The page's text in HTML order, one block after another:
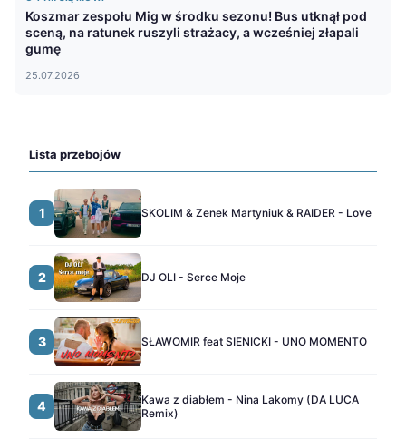
Koszmar zespołu Mig w środku sezonu! Bus utknął pod
sceną, na ratunek ruszyli strażacy, a wcześniej złapali
gumę
25.07.2026
Lista przebojów
1 SKOLIM & Zenek Martyniuk & RAIDER - Love
2 DJ OLI - Serce Moje
3 SŁAWOMIR feat SIENICKI - UNO MOMENTO
4
Kawa z diabłem - Nina Lakomy (DA LUCA
Remix)